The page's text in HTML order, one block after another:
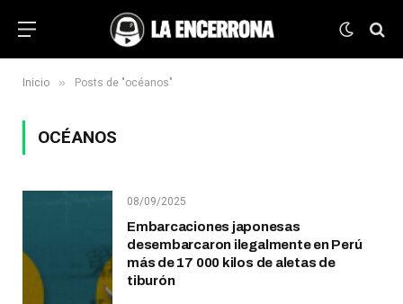
Inicio » Posts de "océanos"
OCÉANOS
08/09/2025
Embarcaciones japonesas
desembarcaron ilegalmente en Perú
más de 17 000 kilos de aletas de
tiburón